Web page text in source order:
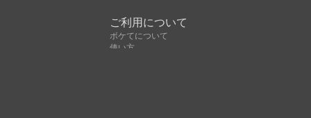
ご利用について
ボケてについて
使い方